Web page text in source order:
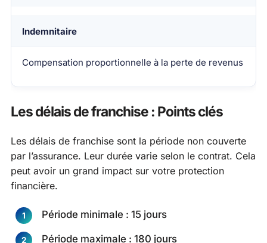
Indemnitaire
Compensation proportionnelle à la perte de revenus
Les délais de franchise : Points clés
Les délais de franchise sont la période non couverte
par l’assurance. Leur durée varie selon le contrat. Cela
peut avoir un grand impact sur votre protection
financière.
Période minimale : 15 jours
Période maximale : 180 jours